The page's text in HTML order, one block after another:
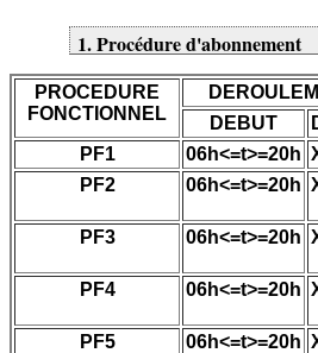
1. Procédure d'abonnement
PROCEDURE
FONCTIONNEL
DEBUT
PF1
06h<=t>=20h
PF2
06h<=t>=20h
PF3
06h<=t>=20h
PF4
06h<=t>=20h
PF5
06h<=t>=20h